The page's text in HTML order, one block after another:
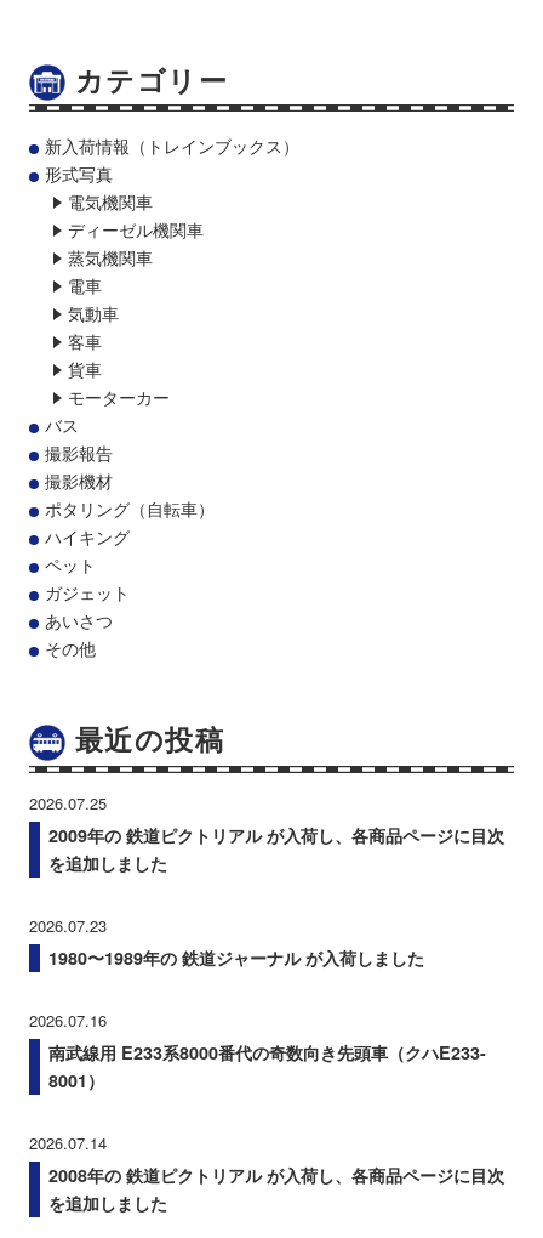
カテゴリー
新入荷情報（トレインブックス）
形式写真
電気機関車
ディーゼル機関車
蒸気機関車
電車
気動車
客車
貨車
モーターカー
バス
撮影報告
撮影機材
ポタリング（自転車）
ハイキング
ペット
ガジェット
あいさつ
その他
最近の投稿
2026.07.25
2009年の 鉄道ピクトリアル が入荷し、各商品ページに目次
を追加しました
2026.07.23
1980〜1989年の 鉄道ジャーナル が入荷しました
2026.07.16
南武線用 E233系8000番代の奇数向き先頭車（クハE233-
8001）
2026.07.14
2008年の 鉄道ピクトリアル が入荷し、各商品ページに目次
を追加しました